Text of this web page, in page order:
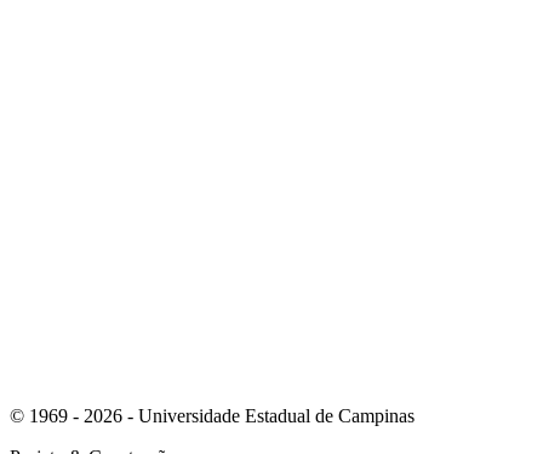
© 1969 - 2026 - Universidade Estadual de Campinas